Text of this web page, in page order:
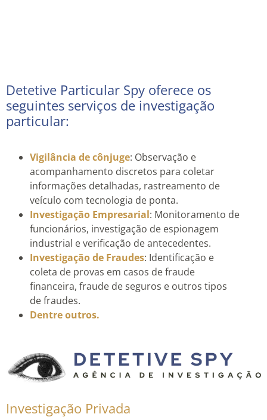
Detetive Particular Spy oferece os
seguintes serviços de investigação
particular:
Vigilância de cônjuge: Observação e
acompanhamento discretos para coletar
informações detalhadas, rastreamento de
veículo com tecnologia de ponta.
Investigação Empresarial: Monitoramento de
funcionários, investigação de espionagem
industrial e verificação de antecedentes.
Investigação de Fraudes: Identificação e
coleta de provas em casos de fraude
financeira, fraude de seguros e outros tipos
de fraudes.
Dentre outros.
Investigação Privada